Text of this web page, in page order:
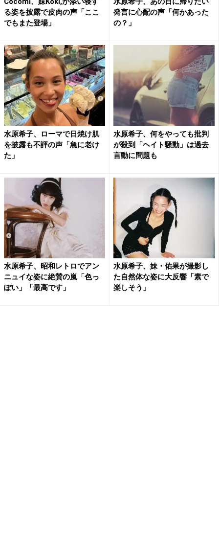
る姿を披露で皮肉の声「ここ
でもまた登場」
発言に心配の声「何かあった
の？」
水原希子、ローマで日焼け肌
を披露も不評の声「急に老け
た」
水原希子、何をやっても批判
が殺到「ヘイト騒動」は過去
言動に問題も
水原希子、昭和レトロでアン
ニュイな姿に絶賛の嵐「色っ
ぽい」「最高です」
水原希子、妹・佑果が撮影し
た自然体な姿に大反響「素で
楽しそう」